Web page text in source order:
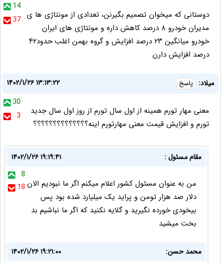
14
37 دوستانی که میخوان تصمیم بگیرنن، تعدادی از مونتاژی ها ی
مدیران خودرو ۸ درصد کاهش داره و مونتاژی های ایران
خودرو میانگین ۲۳ درصد افزایش و گروه بهمن اغلب حدود۴۲
درصد افزایش دارن
میلاد: پاسخ
۱۴۰۲/۱/۲۶ ۱۳:۱۳:۲۲
30
3
معنی مهار تورم همینه از اول سال تورم از روز اول سال جدید
تورم و افزایش قیمت معنی مهارتورم اینه؟؟؟؟؟؟؟؟؟؟؟؟؟؟
مقام مسئول :
۱۴۰۲/۱/۲۶ ۱۹:۱۹:۴۱
8
18 من به عنوان مسئول کشور اعلام میکنم اگر ما نبودیم الان
دلار صد هزار تومن و پراید یک میلیارد شده بود پس
بیخودی خورده نگیرید و گلایه نکنید که اگر ما نباشیم بد
بخت میشید
محمد حسن:
۱۴۰۲/۱/۲۶ ۱۹:۲۱:۰۰